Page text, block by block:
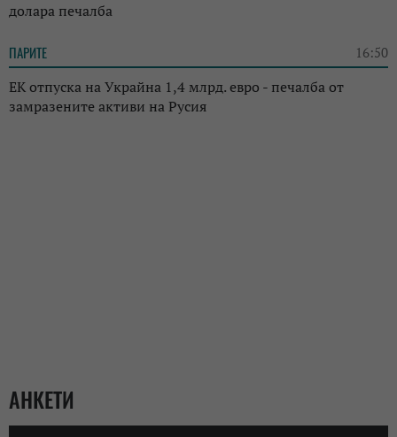
долара печалба
ПАРИТЕ 16:50
ЕК отпуска на Украйна 1,4 млрд. евро - печалба от
замразените активи на Русия
АНКЕТИ